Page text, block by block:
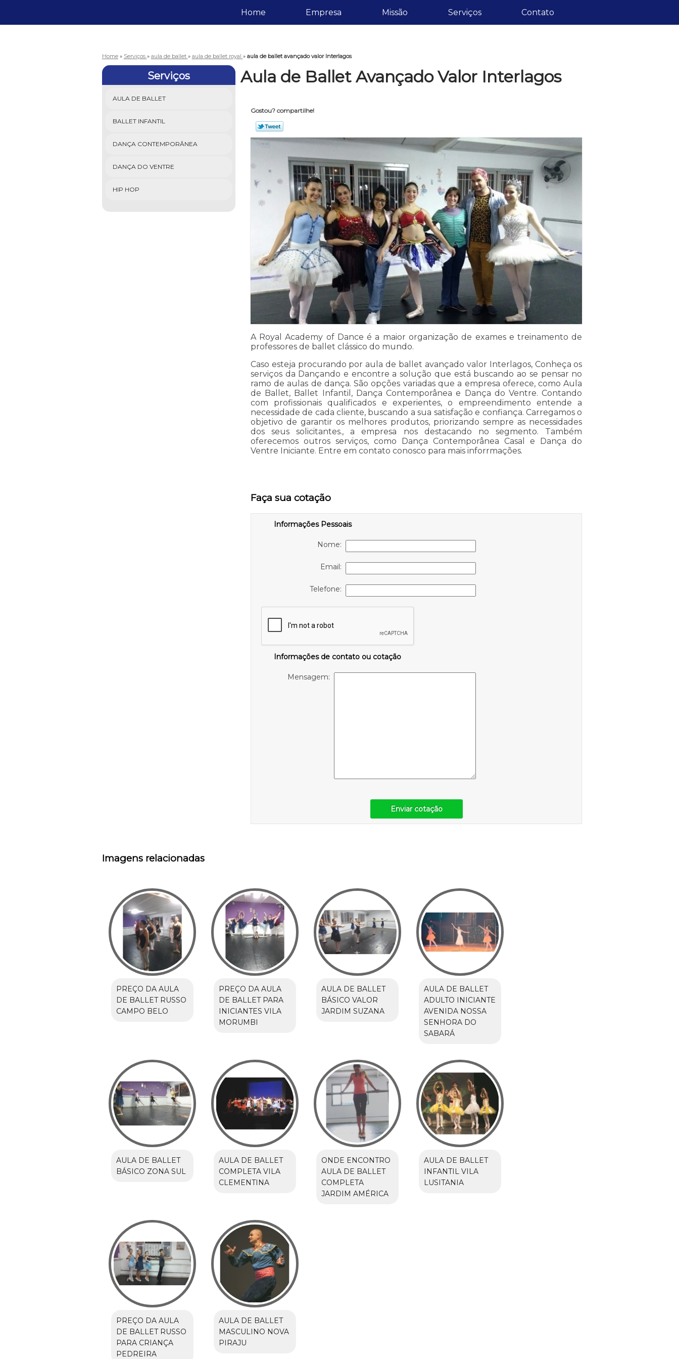
Home Empresa Missão Serviços Contato
Home » Serviços » aula de ballet » aula de ballet royal » aula de ballet avançado valor Interlagos
Serviços
AULA DE BALLET
BALLET INFANTIL
DANÇA CONTEMPORÂNEA
DANÇA DO VENTRE
HIP HOP
Aula de Ballet Avançado Valor Interlagos
Gostou? compartilhe!
A Royal Academy of Dance é a maior organização de exames e treinamento de
professores de ballet clássico do mundo.
Caso esteja procurando por aula de ballet avançado valor Interlagos, Conheça os
serviços da Dançando e encontre a solução que está buscando ao se pensar no
ramo de aulas de dança. São opções variadas que a empresa oferece, como Aula
de Ballet, Ballet Infantil, Dança Contemporânea e Dança do Ventre. Contando
com profissionais qualificados e experientes, o empreendimento entende a
necessidade de cada cliente, buscando a sua satisfação e confiança. Carregamos o
objetivo de garantir os melhores produtos, priorizando sempre as necessidades
dos seus solicitantes., a empresa nos destacando no segmento. Também
oferecemos outros serviços, como Dança Contemporânea Casal e Dança do
Ventre Iniciante. Entre em contato conosco para mais inforrmações.
Faça sua cotação
Informações Pessoais
Nome:
Email:
Telefone:
Informações de contato ou cotação
Mensagem:
Enviar cotação
Imagens relacionadas
PREÇO DA AULA
DE BALLET RUSSO
CAMPO BELO
PREÇO DA AULA
DE BALLET PARA
INICIANTES VILA
MORUMBI
AULA DE BALLET
BÁSICO VALOR
JARDIM SUZANA
AULA DE BALLET
ADULTO INICIANTE
AVENIDA NOSSA
SENHORA DO
SABARÁ
AULA DE BALLET
BÁSICO ZONA SUL
AULA DE BALLET
COMPLETA VILA
CLEMENTINA
ONDE ENCONTRO
AULA DE BALLET
COMPLETA
JARDIM AMÉRICA
AULA DE BALLET
INFANTIL VILA
LUSITANIA
PREÇO DA AULA
DE BALLET RUSSO
PARA CRIANÇA
PEDREIRA
AULA DE BALLET
MASCULINO NOVA
PIRAJU